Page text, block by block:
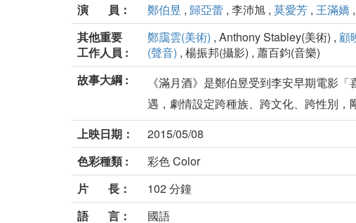
演 員：
鄭伯昱 , 歸亞蕾 , 李沛旭 , 莫愛芳 , 王滿嬌 ,
其他重要
工作人員 :
鄭靄雲(美術) , Anthony Stabley(美術) , 顧
(聲音) , 楊振邦(攝影) , 蕭百鈞(音樂)
故事大綱 :
《滿月酒》是鄭伯昱受到李安早期電影
遇，劇情設定跨種族、跨文化、跨性別，
上映日期：
2015/05/08
色彩種類 :
彩色 Color
片 長：
102 分鐘
語 言：
國語